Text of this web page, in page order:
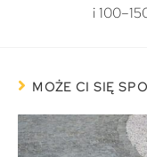
i
MOŻE CI SIĘ